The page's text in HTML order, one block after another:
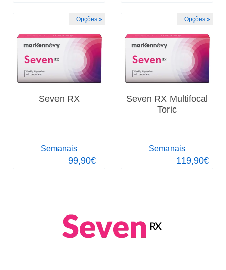
Seven RX
99,90€
Semanais
+ Opções »
Seven RX Multifocal
Toric
119,90€
Semanais
+ Opções »